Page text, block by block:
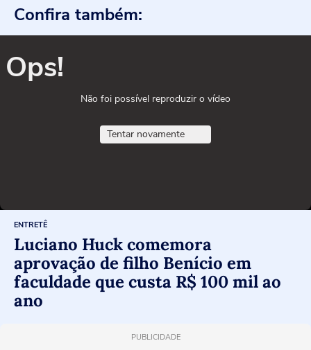
Confira também:
Ops!
Não foi possível reproduzir o vídeo
Tentar novamente
ENTRETÊ
Luciano Huck comemora
aprovação de filho Benício em
faculdade que custa R$ 100 mil ao
ano
PUBLICIDADE